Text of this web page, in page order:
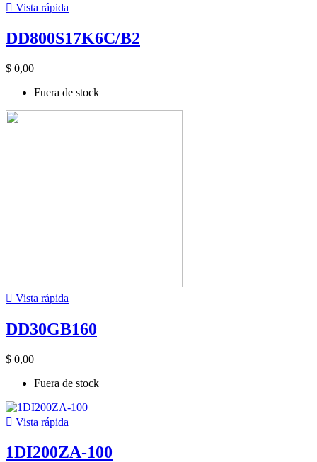
 Vista rápida
DD800S17K6C/B2
$ 0,00
Fuera de stock
 Vista rápida
DD30GB160
$ 0,00
Fuera de stock
 Vista rápida
1DI200ZA-100